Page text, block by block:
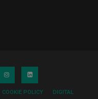
COOKIE POLICY
DIGITAL